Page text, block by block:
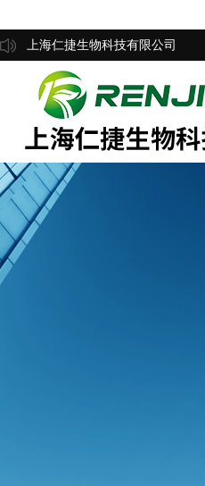
上海仁捷生物科技有限公司